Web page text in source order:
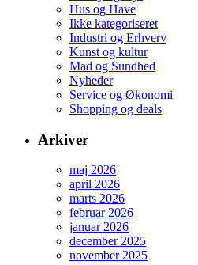
Hus og Have
Ikke kategoriseret
Industri og Erhverv
Kunst og kultur
Mad og Sundhed
Nyheder
Service og Økonomi
Shopping og deals
Arkiver
maj 2026
april 2026
marts 2026
februar 2026
januar 2026
december 2025
november 2025